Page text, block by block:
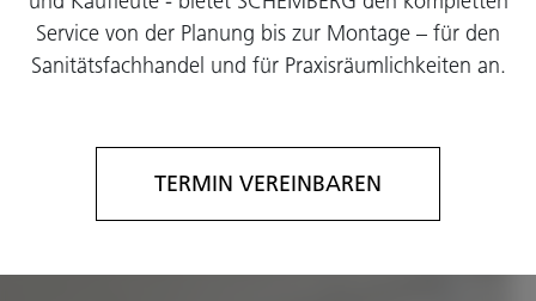
Service von der Planung bis zur Montage – für den
Sanitätsfachhandel und für Praxisräumlichkeiten an.
TERMIN VEREINBAREN